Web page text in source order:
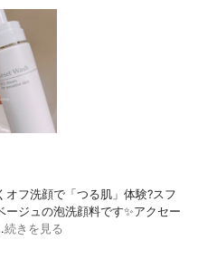
フ洗顔で「つる肌」体験?スフ
ジュの泡洗顔料です✨アクセー
続きを見る